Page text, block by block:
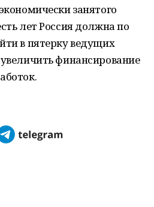
занятого
лет Россия должна по
в пятерку ведущих
финансирование